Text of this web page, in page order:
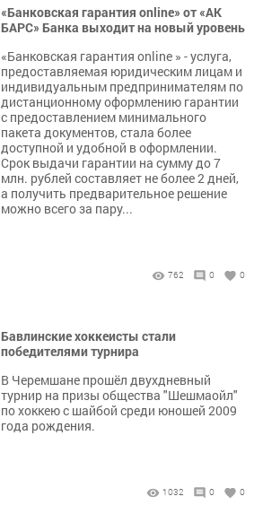
«Банковская гарантия online» от «АК
БАРС» Банка выходит на новый уровень
«Банковская гарантия online » - услуга,
предоставляемая юридическим лицам и
индивидуальным предпринимателям по
дистанционному оформлению гарантии
с предоставлением минимального
пакета документов, стала более
доступной и удобной в оформлении.
Срок выдачи гарантии на сумму до 7
млн. рублей составляет не более 2 дней,
а получить предварительное решение
можно всего за пару...
762 0 0
Бавлинские хоккеисты стали
победителями турнира
В Черемшане прошёл двухдневный
турнир на призы общества "Шешмаойл"
по хоккею с шайбой среди юношей 2009
года рождения.
1032 0 0